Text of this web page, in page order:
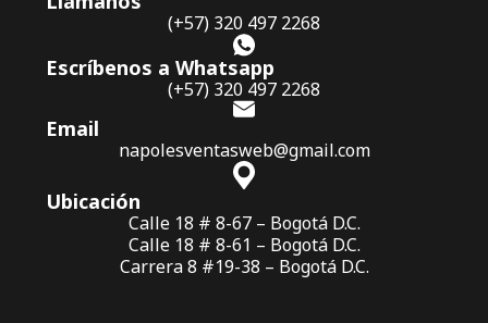
(+57) 320 497 2268
Escríbenos a Whatsapp
(+57) 320 497 2268
Email
napolesventasweb@gmail.com
Ubicación
Calle 18 # 8-67 – Bogotá D.C.
Calle 18 # 8-61 – Bogotá D.C.
Carrera 8 #19-38 – Bogotá D.C.